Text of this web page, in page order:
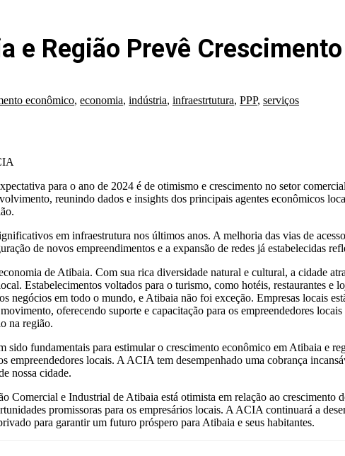
e Região Prevê
econômico, economia, indústria, infraestrtutura, PPP, serviços
para o ano de 2024 é de otimismo e crescimento no setor
reunindo dados e insights dos principais agentes econômicos
em infraestrutura nos últimos anos. A melhoria das vias de
de novos empreendimentos e a expansão de redes já estabelecidas
de Atibaia. Com sua rica diversidade natural e cultural, a cidade
Estabelecimentos voltados para o turismo, como hotéis, restaurantes e
negócios em todo o mundo, e Atibaia não foi exceção. Empresas locais
oferecendo suporte e capacitação para os empreendedores
na região.
sido fundamentais para estimular o crescimento econômico em Atibaia e
empreendedores locais. A ACIA tem desempenhado uma cobrança
nossa cidade.
Comercial e Industrial de Atibaia está otimista em relação ao
promissoras para os empresários locais. A ACIA continuará a
para garantir um futuro próspero para Atibaia e seus habitantes.